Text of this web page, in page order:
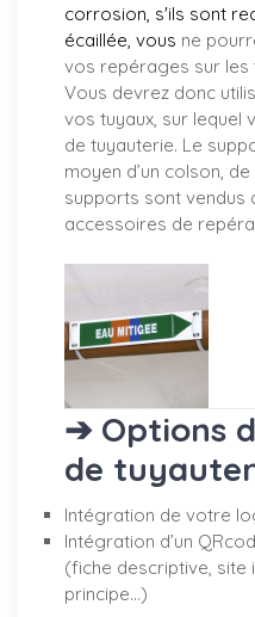
corrosion, s'ils sont
écaillée, vous ne
vos repérages sur les
Vous devrez donc
vos tuyaux, sur lequel
de tuyauterie. Le
moyen d’un colson,
supports sont vendus
accessoires de
➔ Options
de
Intégration de votre
Intégration d’un
(fiche descriptive, site
principe…)